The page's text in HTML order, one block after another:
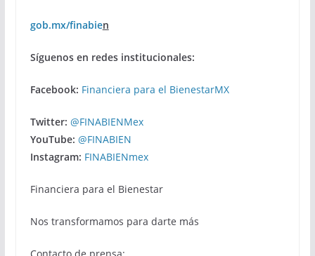
gob.mx/finabien
Síguenos en redes institucionales:
Facebook: Financiera para el BienestarMX
Twitter: @FINABIENMex
YouTube: @FINABIEN
Instagram: FINABIENmex
Financiera para el Bienestar
Nos transformamos para darte más